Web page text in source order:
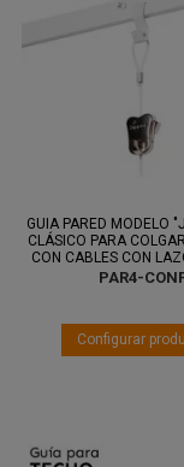
Entre 11
GUIA PARED MODELO
CLÁSICO PARA
CON CABLES CON
PAR4-